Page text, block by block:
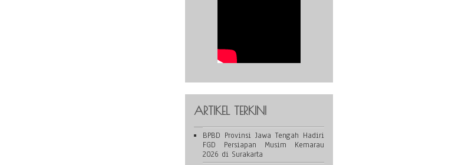
ARTIKEL TERKINI
BPBD Provinsi Jawa Tengah Hadiri
FGD Persiapan Musim Kemarau
2026 di Surakarta